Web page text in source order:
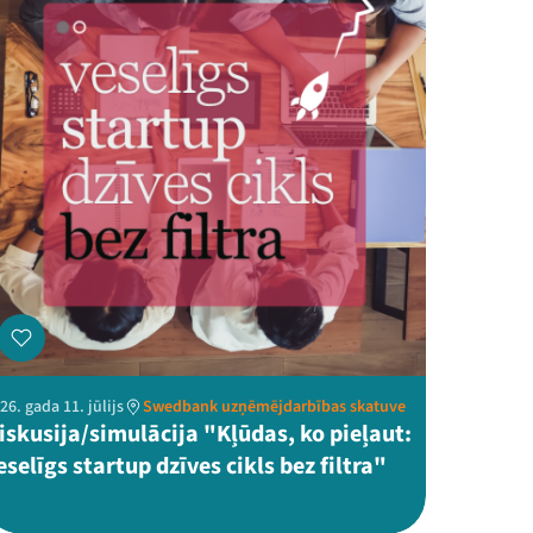
gada 11. jūlijs Swedbank uzņēmējdarbības skatuve
simulācija "Kļūdas, ko pieļaut:
startup dzīves cikls bez filtra"